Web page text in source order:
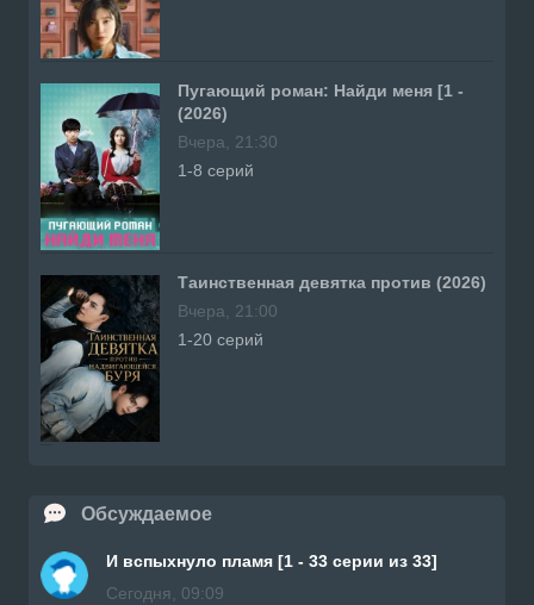
Пугающий роман: Найди меня [1 -
(2026)
Вчера, 21:30
1-8 серий
Таинственная девятка против (2026)
Вчера, 21:00
1-20 серий
Обсуждаемое
И вспыхнуло пламя [1 - 33 серии из 33]
Сегодня, 09:09